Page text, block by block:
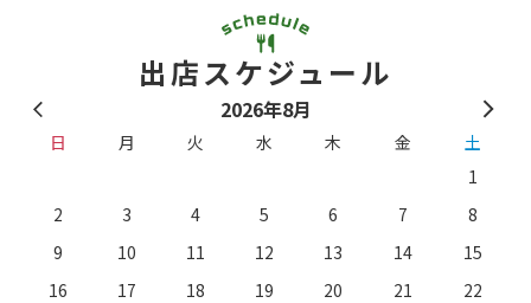
出店スケジュール
2026年8月
日 月 火 水 木 金
土
1
2
3 4 5 6 7
8
9
10 11 12 13 14
15
16
17 18 19 20 21
22